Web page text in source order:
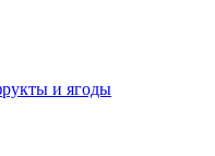
и ягоды